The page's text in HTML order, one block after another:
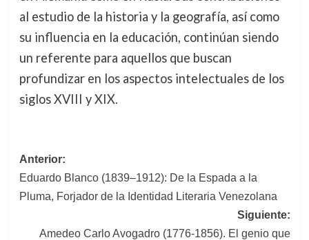
al estudio de la historia y la geografía, así como
su influencia en la educación, continúan siendo
un referente para aquellos que buscan
profundizar en los aspectos intelectuales de los
siglos XVIII y XIX.
Navegación
de
entradas
Anterior:
Eduardo Blanco (1839–1912): De la Espada a la
Pluma, Forjador de la Identidad Literaria Venezolana
Siguiente:
Amedeo Carlo Avogadro (1776-1856). El genio que